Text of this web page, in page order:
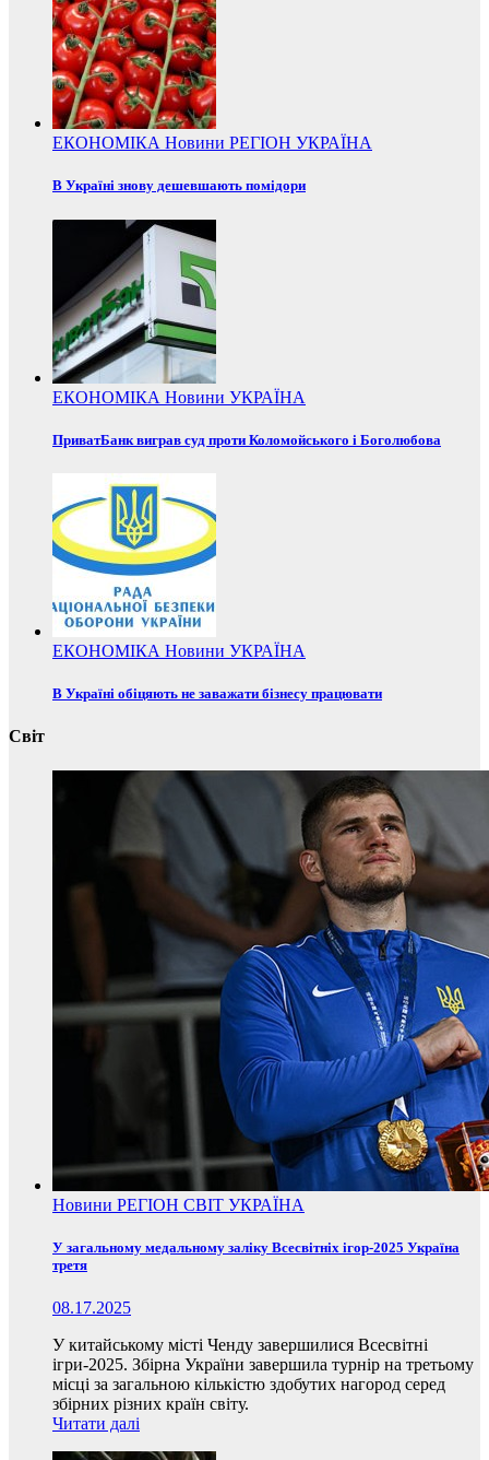
ЕКОНОМІКА Новини РЕГІОН УКРАЇНА
В Україні знову дешевшають помідори
ЕКОНОМІКА Новини УКРАЇНА
ПриватБанк виграв суд проти Коломойського і Боголюбова
ЕКОНОМІКА Новини УКРАЇНА
В Україні обіцяють не заважати бізнесу працювати
Світ
Новини РЕГІОН СВІТ УКРАЇНА
У загальному медальному заліку Всесвітніх ігор-2025 Україна
третя
08.17.2025
У китайському місті Ченду завершилися Всесвітні
ігри-2025. Збірна України завершила турнір на третьому
місці за загальною кількістю здобутих нагород серед
збірних різних країн світу.
Читати далі